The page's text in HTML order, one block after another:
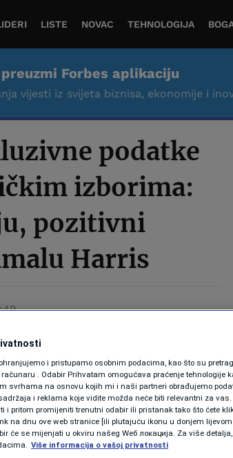
LISTE NOVAC TEHNOLOGIJA
Forbes aplikaciju
vijesti iz svijeta biznisa, ekonomije i
podatke
izborima:
pozitivni
Harris
i pristupamo osobnim podacima, kao što su
. Odabir Prihvatam omogućava praćenje tehnologije
svrhama na osnovu kojih mi i naši partneri obrađujemo
i reklama koje vidite možda neće biti relevantni za
i pritom promijeniti trenutni odabir ili pristanak tako što ćete
na dnu ove web stranice [ili plutajuću ikonu u donjem
će se mijenjati u okviru našeg Wеб локација. Za više
Više informacija o vašoj privatnosti